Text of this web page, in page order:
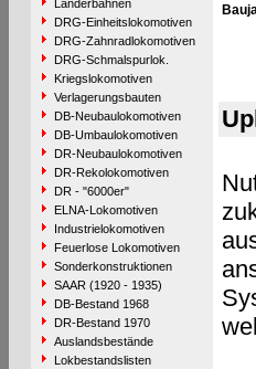
Länderbahnen
DRG-Einheitslokomotiven
DRG-Zahnradlokomotiven
DRG-Schmalspurlok.
Kriegslokomotiven
Verlagerungsbauten
DB-Neubaulokomotiven
DB-Umbaulokomotiven
DR-Neubaulokomotiven
DR-Rekolokomotiven
DR - "6000er"
ELNA-Lokomotiven
Industrielokomotiven
Feuerlose Lokomotiven
Sonderkonstruktionen
SAAR (1920 - 1935)
DB-Bestand 1968
DR-Bestand 1970
Auslandsbestände
Lokbestandslisten